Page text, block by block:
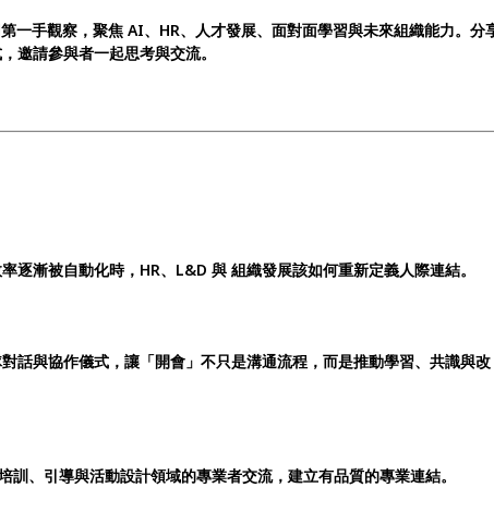
一手觀察，聚焦 AI、HR、人才發展、面對面學習與未來組織能力。分
邀請參與者一起思考與交流。
逐漸被自動化時，HR、L&D 與 組織發展該如何重新定義人際連結。
話與協作儀式，讓「開會」不只是溝通流程，而是推動學習、共識與改
、引導與活動設計領域的專業者交流，建立有品質的專業連結。